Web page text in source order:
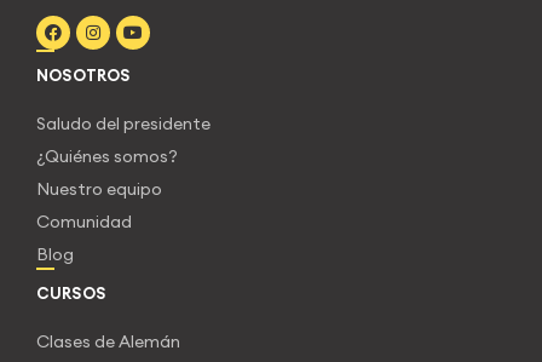
NOSOTROS
Saludo del presidente
¿Quiénes somos?
Nuestro equipo
Comunidad
Blog
CURSOS
Clases de Alemán